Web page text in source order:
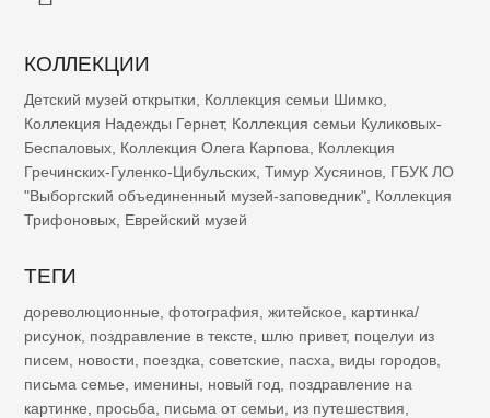
КОЛЛЕКЦИИ
Детский музей открытки Коллекция семьи Шимко
Коллекция Надежды Гернет, Коллекция семьи Куликовых-
Беспаловых Коллекция Олега Карпова
Коллекция
Гречинских-Гуленко-Цибульских Тимур Хусяинов ГБУК ЛО
"Выборгский объединенный музей-заповедник" Коллекция
Трифоновых Еврейский музей
ТЕГИ
дореволюционные фотография житейское
картинка/
рисунок поздравление в тексте шлю привет, поцелуи из
писем
новости поездка советские пасха виды городов
письма семье
именины новый год
поздравление на
картинке
просьба письма от семьи из путешествия